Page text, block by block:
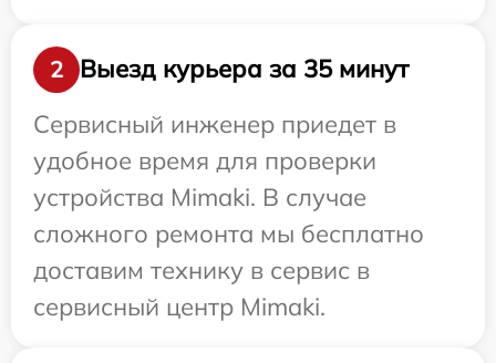
2
Выезд курьера за 35 минут
Сервисный инженер приедет в
удобное время для проверки
устройства Mimaki. В случае
сложного ремонта мы бесплатно
доставим технику в сервис в
сервисный центр Mimaki.